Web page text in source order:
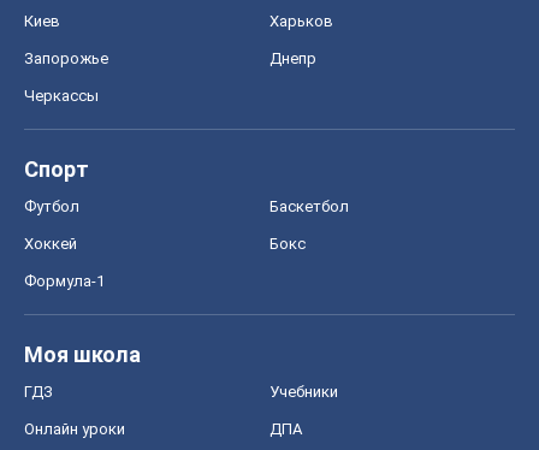
Киев Харьков
Запорожье Днепр
Черкассы
Спорт
Футбол Баскетбол
Хоккей Бокс
Формула-1
Моя школа
ГДЗ Учебники
Онлайн уроки ДПА